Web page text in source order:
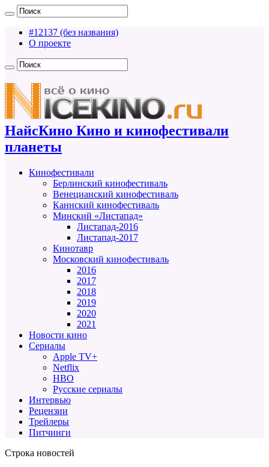
#12137 (без названия)
О проекте
НайсКино Кино и кинофестивали
планеты
Кинофестивали
Берлинский кинофестиваль
Венецианский кинофестиваль
Каннский кинофестиваль
Минский «Листапад»
Листапад-2016
Листапад-2017
Кинотавр
Московский кинофестиваль
2016
2017
2018
2019
2020
2021
Новости кино
Сериалы
Apple TV+
Netflix
HBO
Русские сериалы
Интервью
Рецензии
Трейлеры
Питчинги
Строка новостей